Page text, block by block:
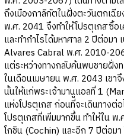
ถึงเมืองกาลิกัตในฝั่งตะวันตกเฉี
พ.ศ. 2041 จึงทำให้โปรตุเกสซื้อ
และทำกำไรได้มหาศาล 2 ปีต่อมา
Alvares Cabral พ.ศ. 2010-
แต่ระหว่างทางกลับค้นพบชายฝั่ง
ในเดือนเมษายน พ.ศ. 2043 เข
นั้นให้แก่พระเจ้ามานูแอลที่ 1
แห่งโปรตุเกส ก่อนที่จะเดินทาง
โปรตุเกสที่เพิ่มมากขึ้น ทำให้ใน
โกชิน (Cochin) และอีก 7 ปีต่อม